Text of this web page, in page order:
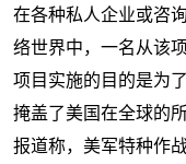
在各种私人企业或咨
络世界中，一名从该
项目实施的目的是为
掩盖了美国在全球的
报道称，美军特种作